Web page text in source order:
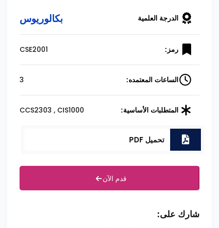
الدرجة العلمية بكالوريوس
رمز: CSE2001
الساعات المعتمده: 3
المتطلبات الأساسية: CCS2303 , CIS1000
تحميل PDF
قدم الآن
شارك على: